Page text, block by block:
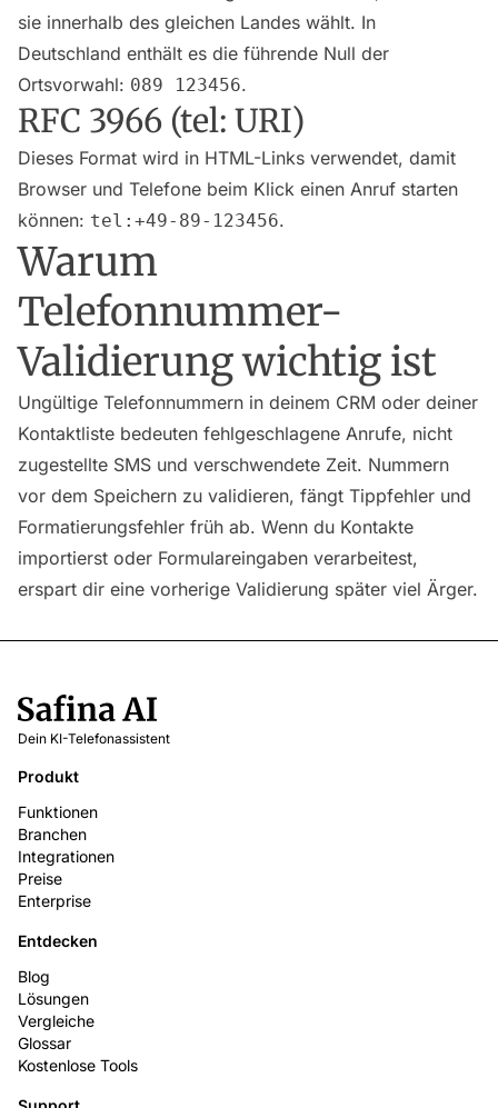
sie innerhalb des gleichen Landes wählt. In
Deutschland enthält es die führende Null der
Ortsvorwahl: 089 123456.
RFC 3966 (tel: URI)
Dieses Format wird in HTML-Links verwendet, damit
Browser und Telefone beim Klick einen Anruf starten
können: tel:+49-89-123456.
Warum
Telefonnummer-
Validierung wichtig ist
Ungültige Telefonnummern in deinem CRM oder deiner
Kontaktliste bedeuten fehlgeschlagene Anrufe, nicht
zugestellte SMS und verschwendete Zeit. Nummern
vor dem Speichern zu validieren, fängt Tippfehler und
Formatierungsfehler früh ab. Wenn du Kontakte
importierst oder Formulareingaben verarbeitest,
erspart dir eine vorherige Validierung später viel Ärger.
Dein KI-Telefonassistent
Produkt
Funktionen
Branchen
Integrationen
Preise
Enterprise
Entdecken
Blog
Lösungen
Vergleiche
Glossar
Kostenlose Tools